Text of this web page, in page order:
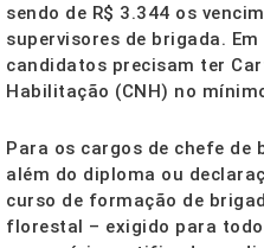
sendo de R$ 3.344 os
supervisores de brigada.
candidatos precisam ter
Habilitação (CNH) no
Para os cargos de chefe de
além do diploma ou
curso de formação de
florestal – exigido para